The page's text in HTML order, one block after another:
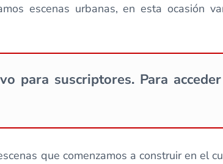
escenas urbanas, en esta ocasión
para suscriptores. Para
que comenzamos a construir en el